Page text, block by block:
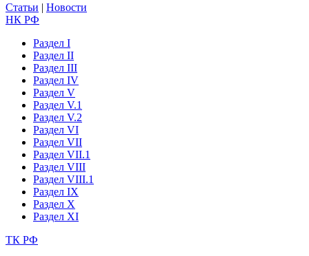
Статьи | Новости
НК РФ
Раздел I
Раздел II
Раздел III
Раздел IV
Раздел V
Раздел V.1
Раздел V.2
Раздел VI
Раздел VII
Раздел VII.1
Раздел VIII
Раздел VIII.1
Раздел IX
Раздел X
Раздел XI
ТК РФ